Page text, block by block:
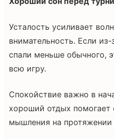
Усталость усиливает
внимательность. Если
спали меньше обычного,
всю игру.
Спокойствие важно в
хороший отдых помогает
мышления на протяжении